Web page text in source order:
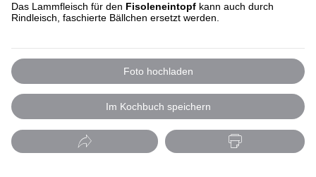
Das Lammfleisch für den Fisoleneintopf kann auch durch
Rindleisch, faschierte Bällchen ersetzt werden.
Foto hochladen
Im Kochbuch speichern